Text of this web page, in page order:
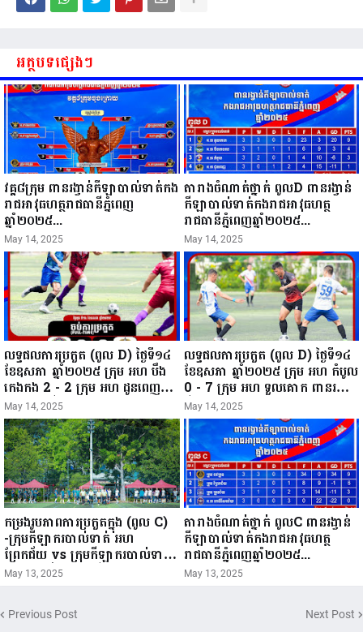
អត្ថបទផ្សេងៗ
វគ្គ៨ក្រុម ពានរង្វាន់កីឡាបាល់ទាត់កង
រាជអាវុធហត្ថរាជធានីភ្នំពេញ
ឆ្នាំ២០២៥...
May 14, 2025
តារាងចំណាត់ថ្នាក់ ពូលD ពានរង្វាន់
កីឡាបាល់ទាត់កងរាជអាវុធហត្ថ
រាជធានីភ្នំពេញឆ្នាំ២០២៥...
May 14, 2025
លទ្ធផលការប្រកួត (ពូល D) ថ្ងៃទី១៤
ខែឧសភា ឆ្នាំ២០២៥ ក្រុម អហ បឹង
កេងកង 2 - 2 ក្រុម អហ ដូនពេញ
ពានរង្វាន់កីឡាបាល់ទាត់កងរាជអាវុធ
ហត្ថរាជធានីភ្នំពេញឆ្នាំ២០២៥...
May 14, 2025
លទ្ធផលការប្រកួត (ពូល D) ថ្ងៃទី១៤
ខែឧសភា ឆ្នាំ២០២៥ ក្រុម អហ កំបូល
0 - 7 ក្រុម អហ ទួលគោក ពានរង្វាន់
កីឡាបាល់ទាត់កងរាជអាវុធហត្ថ
រាជធានីភ្នំពេញឆ្នាំ២០២៥...
May 14, 2025
កម្រងរូបភាពការប្រកួតក្នុង (ពូល C)
-ក្រុមកីឡាករបាល់ទាត់ អហ
ព្រែកជ័យ vs ក្រុមកីឡាករបាល់ទាត់
អហ គ្រុឌជ័យ -ក្រុមកីឡាករបាល់ទាត់
របាល់ទាត់ អហ រាជគ្រុឌ ថ្ងៃទី១៣ ខែ
ឧសភា ឆ្នាំ២០២៥...
May 13, 2025
តារាងចំណាត់ថ្នាក់ ពូលC ពានរង្វាន់
កីឡាបាល់ទាត់កងរាជអាវុធហត្ថ
រាជធានីភ្នំពេញឆ្នាំ២០២៥...
May 13, 2025
Previous Post Next Post